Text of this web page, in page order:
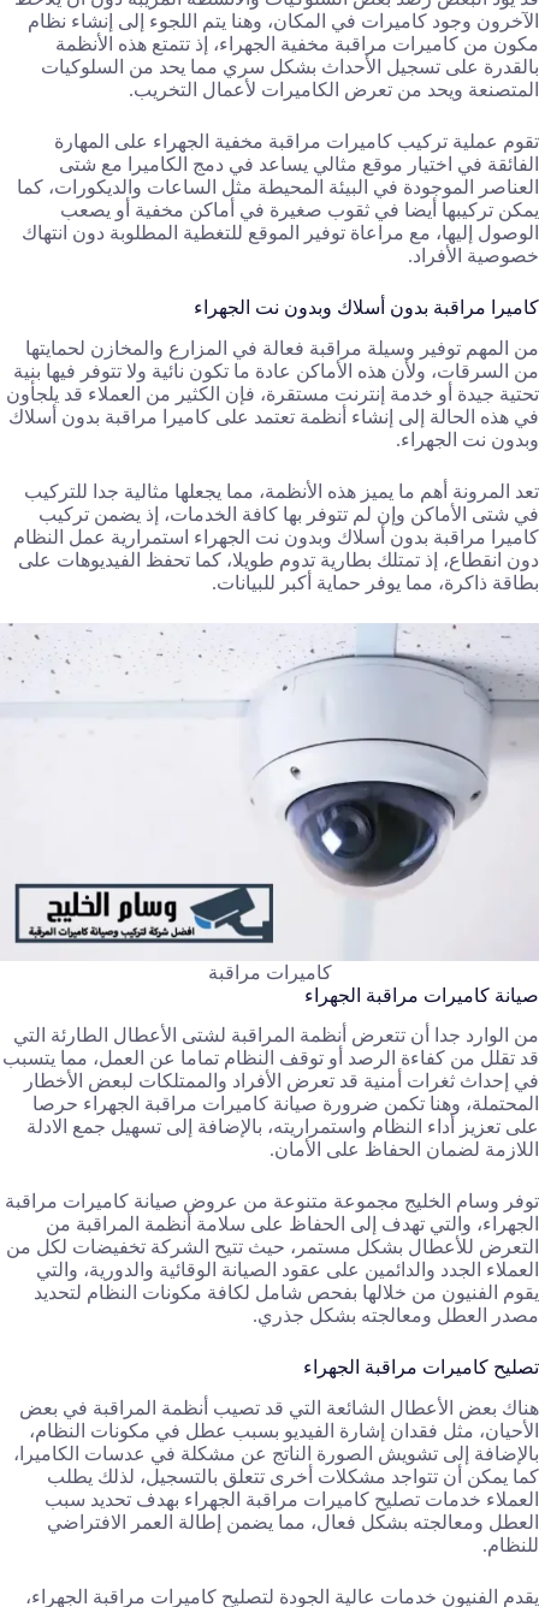
الآخرون وجود كاميرات في المكان، وهنا يتم اللجوء إلى إنشاء نظام
مكون من كاميرات مراقبة مخفية الجهراء، إذ تتمتع هذه الأنظمة
بالقدرة على تسجيل الأحداث بشكل سري مما يحد من السلوكيات
المتصنعة ويحد من تعرض الكاميرات لأعمال التخريب.
تقوم عملية تركيب كاميرات مراقبة مخفية الجهراء على المهارة
الفائقة في اختيار موقع مثالي يساعد في دمج الكاميرا مع شتى
العناصر الموجودة في البيئة المحيطة مثل الساعات والديكورات، كما
يمكن تركيبها أيضا في ثقوب صغيرة في أماكن مخفية أو يصعب
الوصول إليها، مع مراعاة توفير الموقع للتغطية المطلوبة دون انتهاك
خصوصية الأفراد.
كاميرا مراقبة بدون أسلاك وبدون نت الجهراء
من المهم توفير وسيلة مراقبة فعالة في المزارع والمخازن لحمايتها
من السرقات، ولأن هذه الأماكن عادة ما تكون نائية ولا تتوفر فيها بنية
تحتية جيدة أو خدمة إنترنت مستقرة، فإن الكثير من العملاء قد يلجأون
في هذه الحالة إلى إنشاء أنظمة تعتمد على كاميرا مراقبة بدون أسلاك
وبدون نت الجهراء.
تعد المرونة أهم ما يميز هذه الأنظمة، مما يجعلها مثالية جدا للتركيب
في شتى الأماكن وإن لم تتوفر بها كافة الخدمات، إذ يضمن تركيب
كاميرا مراقبة بدون أسلاك وبدون نت الجهراء استمرارية عمل النظام
دون انقطاع، إذ تمتلك بطارية تدوم طويلا، كما تحفظ الفيديوهات على
بطاقة ذاكرة، مما يوفر حماية أكبر للبيانات.
كاميرات مراقبة
صيانة كاميرات مراقبة الجهراء
من الوارد جدا أن تتعرض أنظمة المراقبة لشتى الأعطال الطارئة التي
قد تقلل من كفاءة الرصد أو توقف النظام تماما عن العمل، مما يتسبب
في إحداث ثغرات أمنية قد تعرض الأفراد والممتلكات لبعض الأخطار
المحتملة، وهنا تكمن ضرورة صيانة كاميرات مراقبة الجهراء حرصا
على تعزيز أداء النظام واستمراريته، بالإضافة إلى تسهيل جمع الادلة
اللازمة لضمان الحفاظ على الأمان.
توفر وسام الخليج مجموعة متنوعة من عروض صيانة كاميرات مراقبة
الجهراء، والتي تهدف إلى الحفاظ على سلامة أنظمة المراقبة من
التعرض للأعطال بشكل مستمر، حيث تتيح الشركة تخفيضات لكل من
العملاء الجدد والدائمين على عقود الصيانة الوقائية والدورية، والتي
يقوم الفنيون من خلالها بفحص شامل لكافة مكونات النظام لتحديد
مصدر العطل ومعالجته بشكل جذري.
تصليح كاميرات مراقبة الجهراء
هناك بعض الأعطال الشائعة التي قد تصيب أنظمة المراقبة في بعض
الأحيان، مثل فقدان إشارة الفيديو بسبب عطل في مكونات النظام،
بالإضافة إلى تشويش الصورة الناتج عن مشكلة في عدسات الكاميرا،
كما يمكن أن تتواجد مشكلات أخرى تتعلق بالتسجيل، لذلك يطلب
العملاء خدمات تصليح كاميرات مراقبة الجهراء بهدف تحديد سبب
العطل ومعالجته بشكل فعال، مما يضمن إطالة العمر الافتراضي
للنظام.
يقدم الفنيون خدمات عالية الجودة لتصليح كاميرات مراقبة الجهراء،